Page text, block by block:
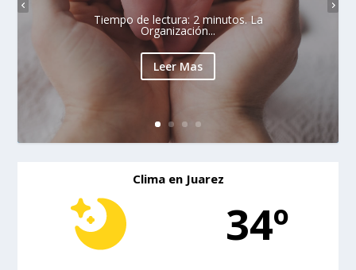
Tiempo de lectura: 2 minutos. La
Organización...
Leer Mas
Clima en Juarez
34º